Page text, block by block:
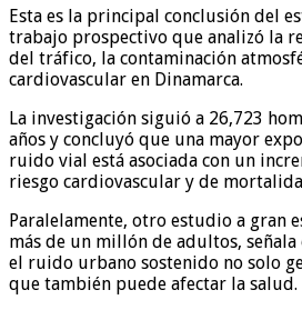
Esta es la principal conclusión del
trabajo prospectivo que analizó la
del tráfico, la contaminación
cardiovascular en Dinamarca.
La investigación siguió a 26,723
años y concluyó que una mayor
ruido vial está asociada con un
riesgo cardiovascular y de
Paralelamente, otro estudio a gran
más de un millón de adultos,
el ruido urbano sostenido no solo
que también puede afectar la salud.